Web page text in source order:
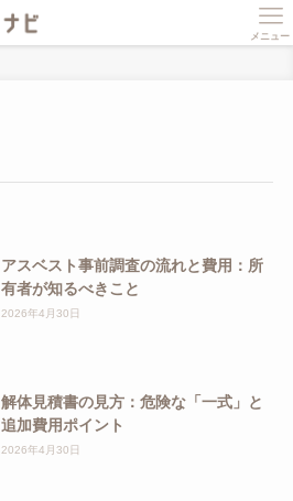
メニュー
アスベスト事前調査の流れと費用：所
有者が知るべきこと
2026年4月30日
解体見積書の見方：危険な「一式」と
追加費用ポイント
2026年4月30日